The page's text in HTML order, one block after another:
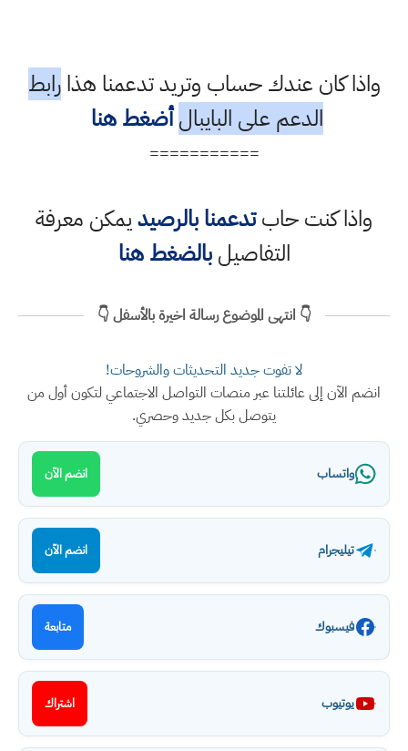
واذا كان عندك حساب وتريد تدعمنا هذارابط
الدعم على البايبال أضغط هنا
===========
واذا كنت حابتدعمنا بالرصيديمكن معرفة
التفاصيلبالضغط هنا
👇 انتهى الموضوع رسالة اخيرة بالأسفل 👇
لا تفوت جديد التحديثات والشروحات!
انضم الآن إلى عائلتنا عبر منصات التواصل الاجتماعي لتكون أول من
يتوصل بكل جديد وحصري.
واتساب انضم الآن
تيليجرام انضم الآن
فيسبوك متابعة
يوتيوب اشتراك